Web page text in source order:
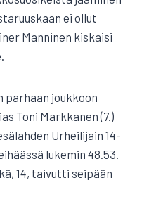
ei ollut
Manninen kiskaisi
parhaan joukkoon
Toni Markkanen (7.)
Urheilijain 14-
lukemin 48.53.
14, taivutti seipään